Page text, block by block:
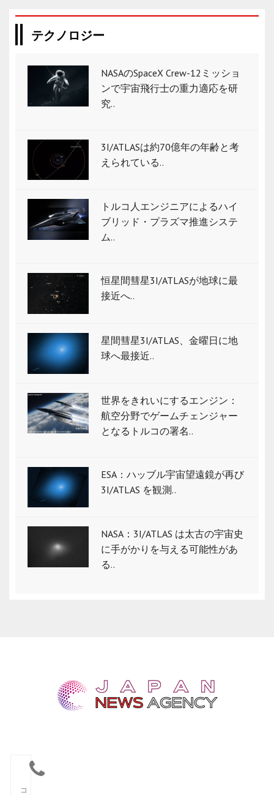
テクノロジー
NASAのSpaceX Crew-12ミッショ
ンで宇宙飛行士の重力適応を研
究..
3I/ATLASは約70億年の年齢と考
えられている..
トルコ人エンジニアによるハイ
ブリッド・プラズマ推進システ
ム..
恒星間彗星3I/ATLASが地球に最
接近へ..
星間彗星3I/ATLAS、金曜日に地
球へ最接近..
世界をきれいにするエンジン：
航空分野でゲームチェンジャー
となるトルコの署名..
ESA：ハッブル宇宙望遠鏡が再び
3I/ATLAS を観測..
NASA：3I/ATLAS は太古の宇宙史
に手がかりを与える可能性があ
る..
コ